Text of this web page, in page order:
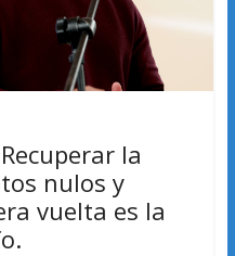
la
nulos y
vuelta es la